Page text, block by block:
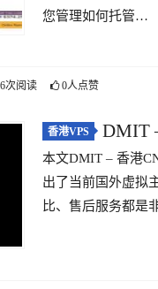
您管理如何托管…
次阅读 0人点赞
香港VPS
DMIT
防御 200M大
本文DMIT – 香港
出了当前国外虚拟
比、售后服务都是